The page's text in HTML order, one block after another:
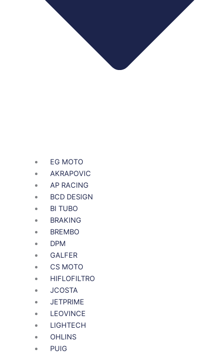
EG MOTO
AKRAPOVIC
AP RACING
BCD DESIGN
BI TUBO
BRAKING
BREMBO
DPM
GALFER
CS MOTO
HIFLOFILTRO
JCOSTA
JETPRIME
LEOVINCE
LIGHTECH
OHLINS
PUIG